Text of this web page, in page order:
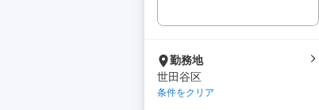
勤務地
世田谷区
条件をクリア